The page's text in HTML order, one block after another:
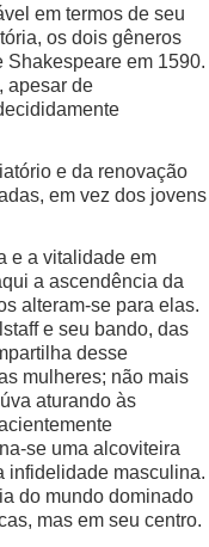
em termos de seu
os dois gêneros
Shakespeare em 1590.
apesar de
e da renovação
em vez dos jovens
e a vitalidade em
a ascendência da
alteram-se para elas.
e seu bando, das
desse
mulheres; não mais
aturando às
se uma alcoviteira
infidelidade masculina.
do mundo dominado
mas em seu centro.